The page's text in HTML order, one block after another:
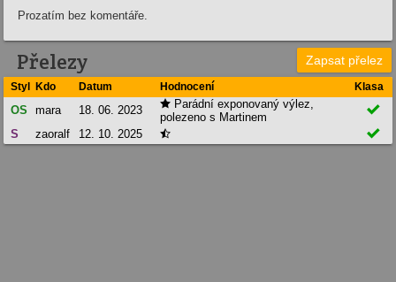
Prozatím bez komentáře.
Přelezy Zapsat přelez
Styl Kdo Datum Hodnocení Klasa
OS mara 18. 06. 2023  Parádní exponovaný výlez,
polezeno s Martinem

S
zaoralf 12. 10. 2025  